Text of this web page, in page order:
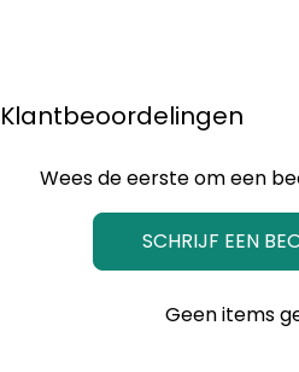
Klantbeoordelingen
Wees de eerste om een
SCHRIJF EEN
Geen items